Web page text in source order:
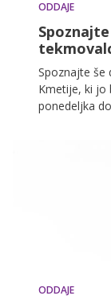
ODDAJE
Spoznajte še
Kmetije, ki jo
ponedeljka
ODDAJE